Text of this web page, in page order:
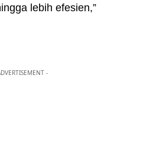
lebih efesien,”
-